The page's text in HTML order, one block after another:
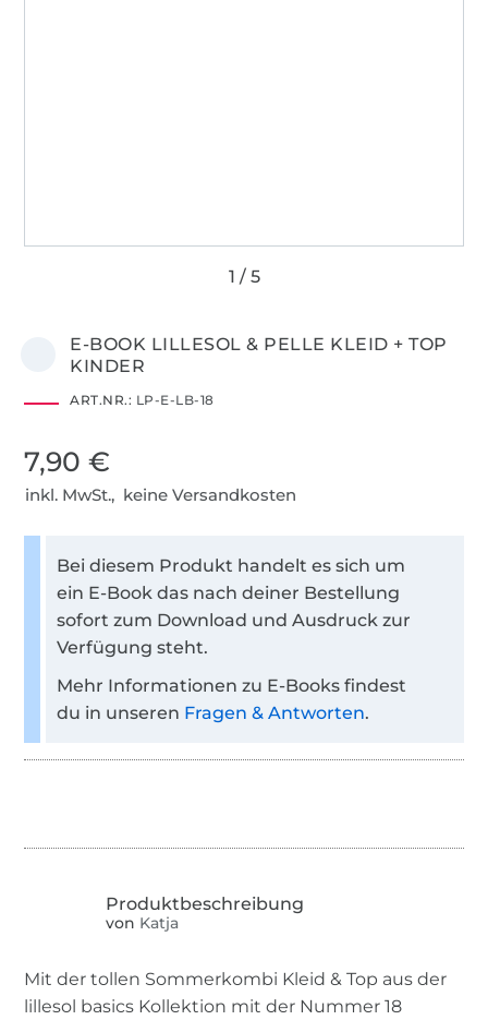
E-BOOK LILLESOL & PELLE KLEID + TOP
KINDER
ART.NR.: LP-E-LB-18
7,90 €
inkl. MwSt., keine Versandkosten
Bei diesem Produkt handelt es sich um
ein E-Book das nach deiner Bestellung
sofort zum Download und Ausdruck zur
Verfügung steht.
Mehr Informationen zu E-Books findest
du in unseren Fragen & Antworten.
von Katja
Mit der tollen Sommerkombi Kleid & Top aus der
lillesol basics Kollektion mit der Nummer 18